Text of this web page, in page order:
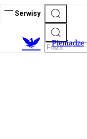
Serwisy
Pieniądze